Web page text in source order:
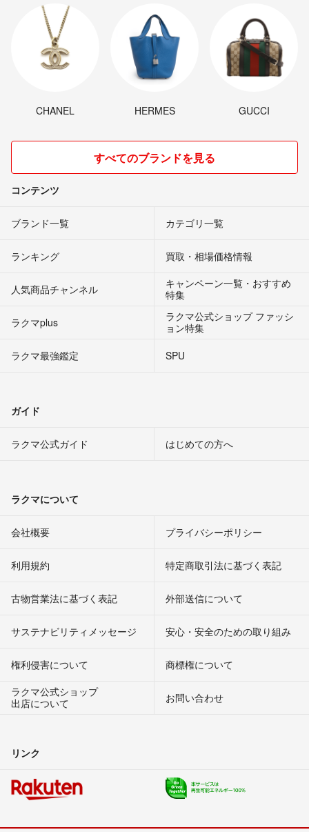
CHANEL HERMES GUCCI
すべてのブランドを見る
コンテンツ
ブランド一覧 カテゴリ一覧
ランキング 買取・相場価格情報
人気商品チャンネル
キャンペーン一覧・おすすめ
特集
ラクマplus
ラクマ公式ショップ ファッシ
ョン特集
ラクマ最強鑑定
SPU
ガイド
ラクマ公式ガイド はじめての方へ
ラクマについて
会社概要 プライバシーポリシー
利用規約 特定商取引法に基づく表記
古物営業法に基づく表記 外部送信について
サステナビリティメッセージ 安心・安全のための取り組み
権利侵害について
商標権について
ラクマ公式ショップ
出店について
お問い合わせ
リンク